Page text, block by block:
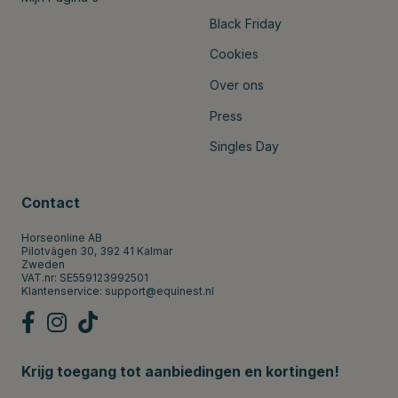
Black Friday
Cookies
Over ons
Press
Singles Day
Contact
Horseonline AB
Pilotvägen 30, 392 41 Kalmar
Zweden
VAT.nr: SE559123992501
Klantenservice: support@equinest.nl
Krijg toegang tot aanbiedingen en kortingen!